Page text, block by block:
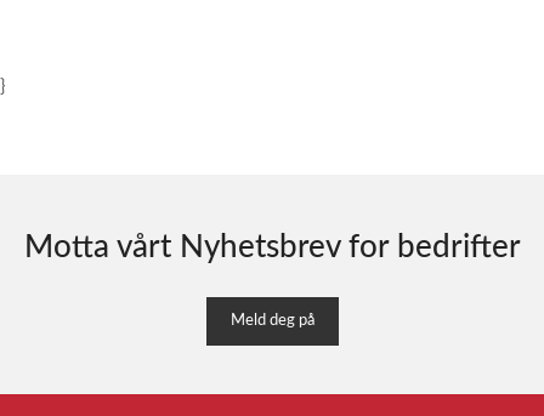
}
Motta vårt Nyhetsbrev for bedrifter
Meld deg på